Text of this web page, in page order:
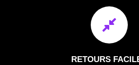
RETOURS